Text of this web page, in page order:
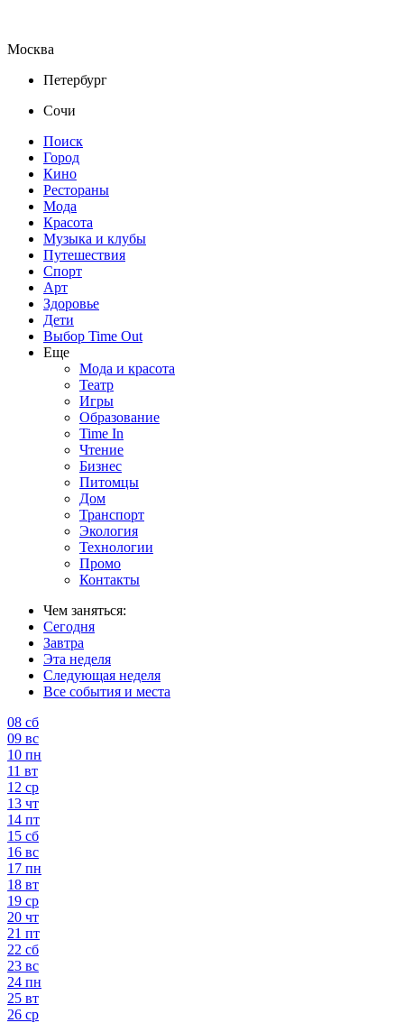
Москва
Петербург
Сочи
Поиск
Город
Кино
Рестораны
Мода
Красота
Музыка и клубы
Путешествия
Спорт
Арт
Здоровье
Дети
Выбор Time Out
Еще
Мода и красота
Театр
Игры
Образование
Time In
Чтение
Бизнес
Питомцы
Дом
Транспорт
Экология
Технологии
Промо
Контакты
Чем заняться:
Сегодня
Завтра
Эта неделя
Следующая неделя
Все события и места
08 сб
09 вс
10 пн
11 вт
12 ср
13 чт
14 пт
15 сб
16 вс
17 пн
18 вт
19 ср
20 чт
21 пт
22 сб
23 вс
24 пн
25 вт
26 ср